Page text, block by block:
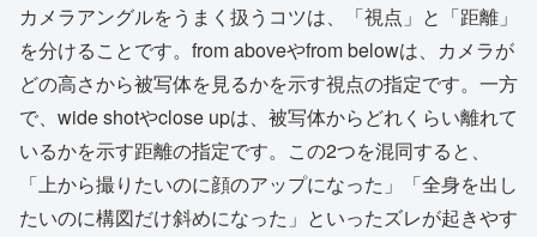
カメラアングルをうまく扱うコツは、「視点」と「距離」
を分けることです。from aboveやfrom belowは、カメラが
どの高さから被写体を見るかを示す視点の指定です。一方
で、wide shotやclose upは、被写体からどれくらい離れて
いるかを示す距離の指定です。この2つを混同すると、
「上から撮りたいのに顔のアップになった」「全身を出し
たいのに構図だけ斜めになった」といったズレが起きやす